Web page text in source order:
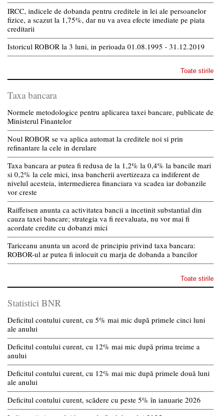
IRCC, indicele de dobanda pentru creditele in lei ale persoanelor
fizice, a scazut la 1,75%, dar nu va avea efecte imediate pe piata
creditarii
Istoricul ROBOR la 3 luni, in perioada 01.08.1995 - 31.12.2019
Toate stirile
Taxa bancara
Normele metodologice pentru aplicarea taxei bancare, publicate de
Ministerul Finantelor
Noul ROBOR se va aplica automat la creditele noi si prin
refinantare la cele in derulare
Taxa bancara ar putea fi redusa de la 1,2% la 0,4% la bancile mari
si 0,2% la cele mici, insa bancherii avertizeaza ca indiferent de
nivelul acesteia, intermedierea financiara va scadea iar dobanzile
vor creste
Raiffeisen anunta ca activitatea bancii a incetinit substantial din
cauza taxei bancare; strategia va fi reevaluata, nu vor mai fi
acordate credite cu dobanzi mici
Tariceanu anunta un acord de principiu privind taxa bancara:
ROBOR-ul ar putea fi inlocuit cu marja de dobanda a bancilor
Toate stirile
Statistici BNR
Deficitul contului curent, cu 5% mai mic după primele cinci luni
ale anului
Deficitul contului curent, cu 12% mai mic după prima treime a
anului
Deficitul contului curent, cu 12% mai mic după primele două luni
ale anului
Deficitul contului curent, scădere cu peste 5% în ianuarie 2026